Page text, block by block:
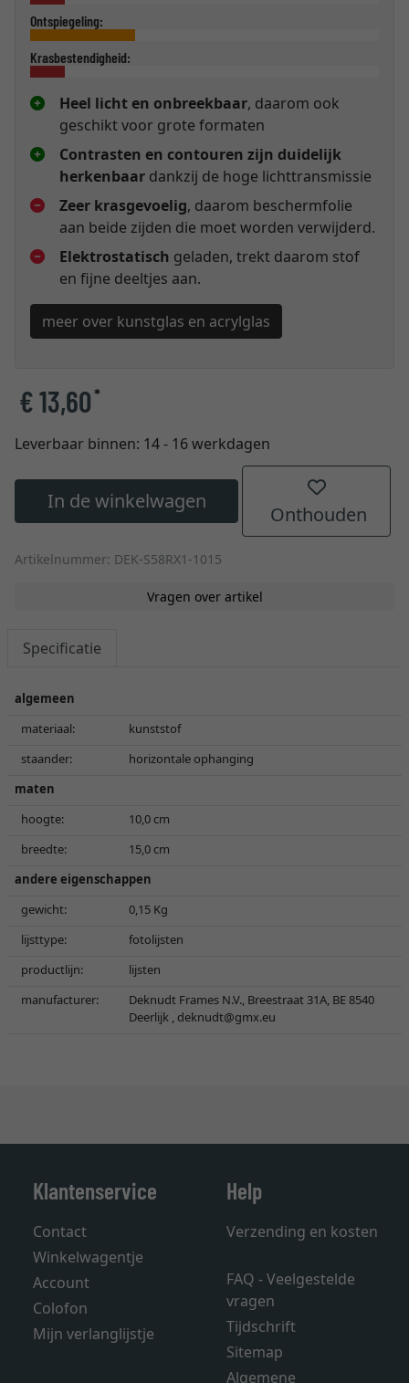
Ontspiegeling:
Krasbestendigheid:
Heel licht en onbreekbaar, daarom ook
geschikt voor grote formaten
Contrasten en contouren zijn duidelijk
herkenbaar dankzij de hoge lichttransmissie
Zeer krasgevoelig, daarom beschermfolie
aan beide zijden die moet worden verwijderd.
Elektrostatisch geladen, trekt daarom stof
en fijne deeltjes aan.
meer over kunstglas en acrylglas
€ 13,60*
Leverbaar binnen: 14 - 16 werkdagen
In de winkelwagen
Onthouden
Artikelnummer: DEK-S58RX1-1015
Vragen over artikel
Specificatie
algemeen
materiaal:
kunststof
staander:
horizontale ophanging
maten
hoogte:
10,0 cm
breedte:
15,0 cm
andere eigenschappen
gewicht:
0,15 Kg
lijsttype:
fotolijsten
productlijn:
lijsten
manufacturer:
Deknudt Frames N.V., Breestraat 31A, BE 8540
Deerlijk , deknudt@gmx.eu
Klantenservice
Contact
Winkelwagentje
Account
Colofon
Mijn verlanglijstje
Help
Verzending en kosten
FAQ - Veelgestelde
vragen
Tijdschrift
Sitemap
Algemene